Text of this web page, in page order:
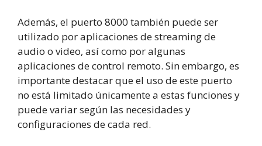
Además, el puerto 8000 también puede ser
utilizado por aplicaciones de streaming de
audio o video, así como por algunas
aplicaciones de control remoto. Sin embargo, es
importante destacar que el uso de este puerto
no está limitado únicamente a estas funciones y
puede variar según las necesidades y
configuraciones de cada red.